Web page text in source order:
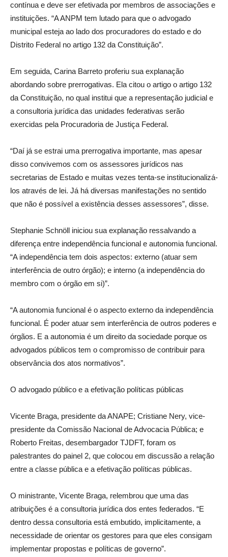
contínua e deve ser efetivada por membros de associações e
instituições. “A ANPM tem lutado para que o advogado
municipal esteja ao lado dos procuradores do estado e do
Distrito Federal no artigo 132 da Constituição”.
Em seguida, Carina Barreto proferiu sua explanação
abordando sobre prerrogativas. Ela citou o artigo o artigo 132
da Constituição, no qual institui que a representação judicial e
a consultoria jurídica das unidades federativas serão
exercidas pela Procuradoria de Justiça Federal.
“Daí já se estrai uma prerrogativa importante, mas apesar
disso convivemos com os assessores jurídicos nas
secretarias de Estado e muitas vezes tenta-se institucionalizá-
los através de lei. Já há diversas manifestações no sentido
que não é possível a existência desses assessores”, disse.
Stephanie Schnöll iniciou sua explanação ressalvando a
diferença entre independência funcional e autonomia funcional.
“A independência tem dois aspectos: externo (atuar sem
interferência de outro órgão); e interno (a independência do
membro com o órgão em si)”.
“A autonomia funcional é o aspecto externo da independência
funcional. É poder atuar sem interferência de outros poderes e
órgãos. E a autonomia é um direito da sociedade porque os
advogados públicos tem o compromisso de contribuir para
observância dos atos normativos”.
O advogado público e a efetivação políticas públicas
Vicente Braga, presidente da ANAPE; Cristiane Nery, vice-
presidente da Comissão Nacional de Advocacia Pública; e
Roberto Freitas, desembargador TJDFT, foram os
palestrantes do painel 2, que colocou em discussão a relação
entre a classe pública e a efetivação políticas públicas.
O ministrante, Vicente Braga, relembrou que uma das
atribuições é a consultoria jurídica dos entes federados. “E
dentro dessa consultoria está embutido, implicitamente, a
necessidade de orientar os gestores para que eles consigam
implementar propostas e políticas de governo”.